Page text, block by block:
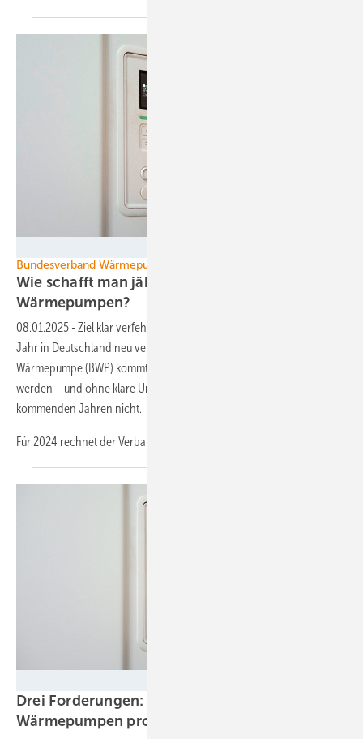
Bundesverband Wärmepumpe
Wie schafft man jährlich 500.000
Wärmepumpen?
08.01.2025 -Ziel klar verfehlt: 500.000 Wärmpumpen sollten jedes
Jahr in Deutschland neu verbaut werden. Doch der Bundesverband
Wärmepumpe (BWP) kommt zu dem Schluss: 2024 wird es nichts
werden – und ohne klare Unterstützung durch die Politik auch in den
kommenden Jahren nicht.
Für 2024 rechnet der Verband
Drei Forderungen: So sind 500.000
Wärmepumpen pro Jahr zu